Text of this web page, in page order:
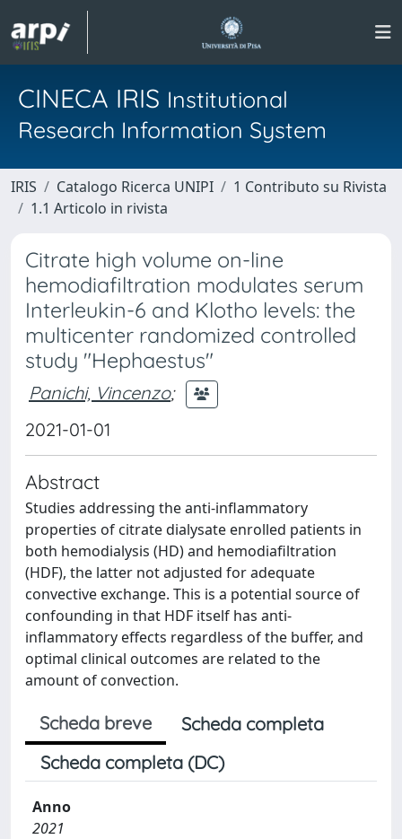
CINECA IRIS Institutional
Research Information System
IRIS Catalogo Ricerca UNIPI
1 Contributo su Rivista
1.1 Articolo in rivista
Citrate high volume on-line
hemodiafiltration modulates serum
Interleukin-6 and Klotho levels: the
multicenter randomized controlled
study "Hephaestus"
Panichi, Vincenzo;
2021-01-01
Abstract
Studies addressing the anti-inflammatory
properties of citrate dialysate enrolled patients in
both hemodialysis (HD) and hemodiafiltration
(HDF), the latter not adjusted for adequate
convective exchange. This is a potential source of
confounding in that HDF itself has anti-
inflammatory effects regardless of the buffer, and
optimal clinical outcomes are related to the
amount of convection.
Scheda breve
Scheda completa
Scheda completa (DC)
Anno
2021